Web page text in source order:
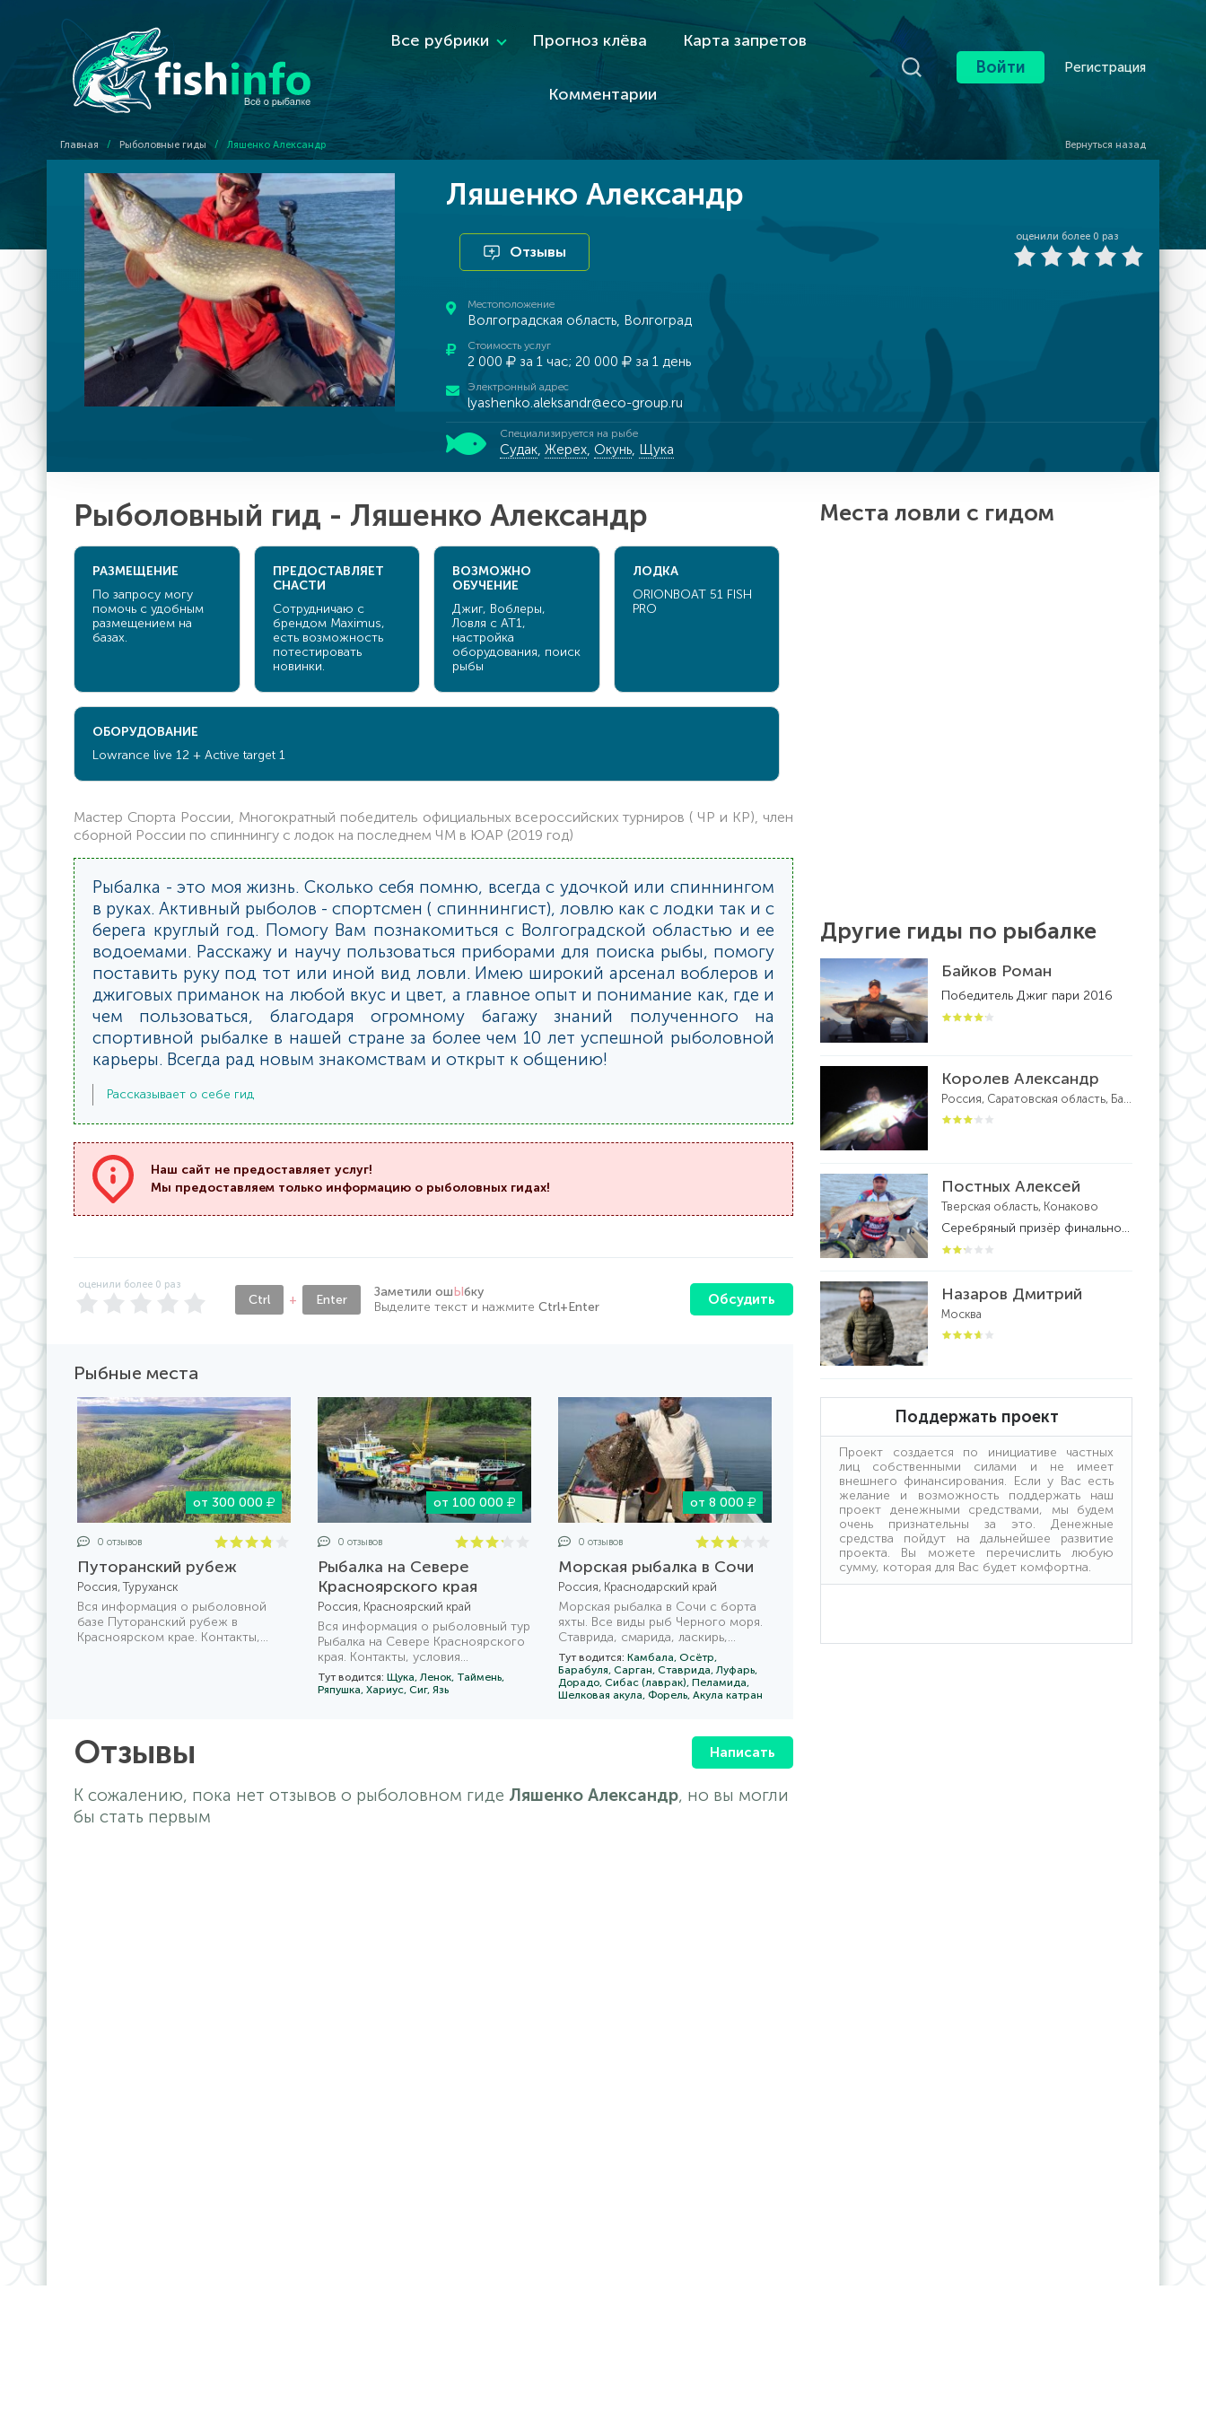
Все рубрики Прогноз клёва Карта запретов
Комментарии
Войти Регистрация
Главная / Рыболовные гиды / Ляшенко Александр Вернуться назад
Ляшенко Александр
Отзывы
оценили более 0 раз
Местоположение
Волгоградская область, Волгоград
Стоимость услуг
2 000 за 1 час; 20 000 за 1 день
Электронный адрес
lyashenko.aleksandr@eco-group.ru
Специализируется на рыбе
Судак, Жерех, Окунь, Щука
Рыболовный гид - Ляшенко Александр
РАЗМЕЩЕНИЕ
По запросу могу
помочь с удобным
размещением на
базах.
ПРЕДОСТАВЛЯЕТ
СНАСТИ
Сотрудничаю с
брендом Maximus,
есть возможность
потестировать
новинки.
ВОЗМОЖНО
ОБУЧЕНИЕ
Джиг, Воблеры,
Ловля c AT1,
настройка
оборудования, поиск
рыбы
ЛОДКА
ORIONBOAT 51 FISH
PRO
ОБОРУДОВАНИЕ
Lowrance live 12 + Active target 1
Мастер Спорта России, Многократный победитель официальных всероссийских турниров ( ЧР и КР), член
сборной России по спиннингу с лодок на последнем ЧМ в ЮАР (2019 год)
Рыбалка - это моя жизнь. Сколько себя помню, всегда с удочкой или спиннингом
в руках. Активный рыболов - спортсмен ( спиннингист), ловлю как с лодки так и с
берега круглый год. Помогу Вам познакомиться с Волгоградской областью и ее
водоемами. Расскажу и научу пользоваться приборами для поиска рыбы, помогу
поставить руку под тот или иной вид ловли. Имею широкий арсенал воблеров и
джиговых приманок на любой вкус и цвет, а главное опыт и понимание как, где и
чем пользоваться, благодаря огромному багажу знаний полученного на
спортивной рыбалке в нашей стране за более чем 10 лет успешной рыболовной
карьеры. Всегда рад новым знакомствам и открыт к общению!
Рассказывает о себе гид
Наш сайт не предоставляет услуг!
Мы предоставляем только информацию о рыболовных гидах!
оценили более 0 раз
Ctrl + Enter Заметили ошЫбку
Выделите текст и нажмите Ctrl+Enter Обсудить
Рыбные места
от 300 000
0 отзывов
Путоранский рубеж
Россия, Туруханск
Вся информация о рыболовной
базе Путоранский рубеж в
Красноярском крае. Контакты,
от 100 000
0 отзывов
Рыбалка на Севере
Красноярского края
Россия, Красноярский край
Вся информация о рыболовный тур
Рыбалка на Севере Красноярского
края. Контакты, условия
размещения и прочее. Каталог
предложений рыбалки.
Тут водится:Щука,Ленок, Таймень,
Ряпушка,Хариус,Сиг,Язь
от 8 000
0 отзывов
Морская рыбалка в Сочи
Россия, Краснодарский край
Морская рыбалка в Сочи с борта
яхты. Все виды рыб Черного моря.
Ставрида, смарида, ласкирь,
катран.
Тут водится: Камбала, Осётр,
Барабуля, Сарган, Ставрида,Луфарь,
Дорадо, Сибас (лаврак), Пеламида,
Шелковая акула, Форель, Акула катран
Отзывы Написать
К сожалению, пока нет отзывов о рыболовном гиде Ляшенко Александр, но вы могли
бы стать первым
Места ловли с гидом
Другие гиды по рыбалке
Байков Роман
Победитель Джиг пари 2016
Королев Александр
Россия, Саратовская область, Балаково
Постных Алексей
Тверская область, Конаково
Серебряный призёр финального этапа ПАЛ. Обладатель кубка Москвы по ловле спиннингом с лодок . Чемпион Тверской области по спиннингу с лодок .Бронзовый призер кубка России по ловле спиннингом с лодок 2021 года.Действующий рыболов -спортсмен. Призер и победитель многих фестивалей и турниров по рыболовному спорту.
Назаров Дмитрий
Москва
Поддержать проект
Проект создается по инициативе частных
лиц собственными силами и не имеет
внешнего финансирования. Если у Вас есть
желание и возможность поддержать наш
проект денежными средствами, мы будем
очень признательны за это. Денежные
средства пойдут на дальнейшее развитие
проекта. Вы можете перечислить любую
сумму, которая для Вас будет комфортна.